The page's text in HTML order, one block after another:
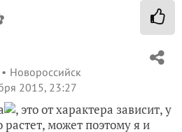
Новороссийск
2015, 23:27
, это от характера зависит, у
растет, может поэтому я и